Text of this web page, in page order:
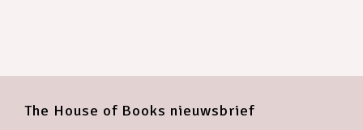
The House of Books nieuwsbrief